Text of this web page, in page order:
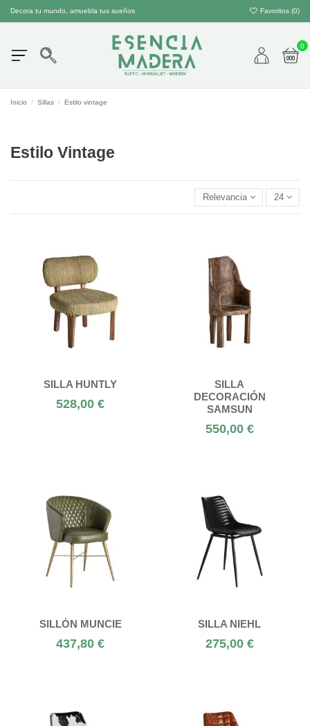
Decora tu mundo, amuebla tus sueños Favoritos (0)
0
Inicio Sillas Estilo vintage
Estilo Vintage
Relevancia 24
SILLA HUNTLY
528,00 €
SILLA
DECORACIÓN
SAMSUN
550,00 €
SILLÓN MUNCIE
437,80 €
SILLA NIEHL
275,00 €